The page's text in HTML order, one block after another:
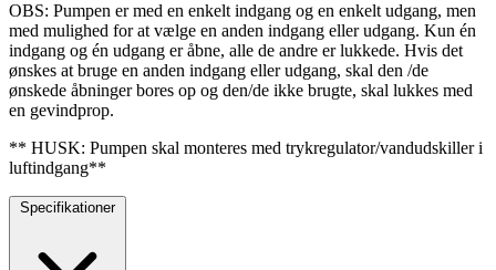
OBS: Pumpen er med en enkelt indgang og en enkelt udgang, men
med mulighed for at vælge en anden indgang eller udgang. Kun én
indgang og én udgang er åbne, alle de andre er lukkede. Hvis det
ønskes at bruge en anden indgang eller udgang, skal den /de
ønskede åbninger bores op og den/de ikke brugte, skal lukkes med
en gevindprop.
** HUSK: Pumpen skal monteres med trykregulator/vandudskiller i
luftindgang**
Specifikationer